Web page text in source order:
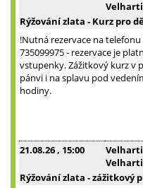
Rýžování zlata - Kurz pro
!Nutná rezervace na telefonu
735099975 - rezervace je
vstupenky. Zážitkový kurz v
pánvi i na splavu pod
hodiny.
21.08.26 , 15:00
Rýžování zlata - zážitkový